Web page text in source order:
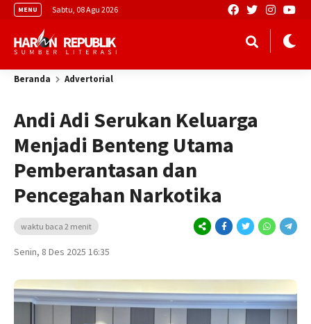
MENU Sabtu, 08 Agu 2026
Beranda Advertorial
Andi Adi Serukan Keluarga
Menjadi Benteng Utama
Pemberantasan dan
Pencegahan Narkotika
waktu baca 2 menit
Senin, 8 Des 2025 16:35